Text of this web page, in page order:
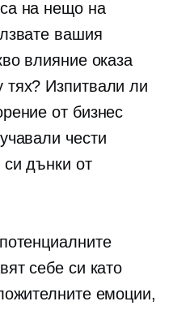
на нещо на
вашия
влияние оказа
Изпитвали ли
от бизнес
чести
дънки от
себе си като
емоции,